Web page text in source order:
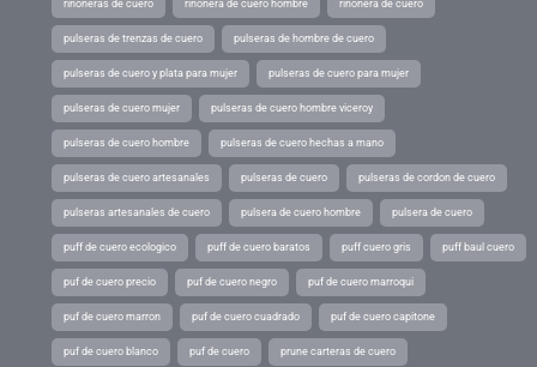
riñoneras de cuero riñonera de cuero hombre riñonera de cuero
pulseras de trenzas de cuero pulseras de hombre de cuero
pulseras de cuero y plata para mujer pulseras de cuero para mujer
pulseras de cuero mujer pulseras de cuero hombre viceroy
pulseras de cuero hombre pulseras de cuero hechas a mano
pulseras de cuero artesanales pulseras de cuero pulseras de cordon de cuero
pulseras artesanales de cuero pulsera de cuero hombre pulsera de cuero
puff de cuero ecologico puff de cuero baratos puff cuero gris puff baul cuero
puf de cuero precio puf de cuero negro puf de cuero marroqui
puf de cuero marron puf de cuero cuadrado puf de cuero capitone
puf de cuero blanco puf de cuero prune carteras de cuero